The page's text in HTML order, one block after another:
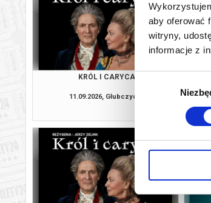
aby oferować
witryny,
informacje z
Wybór
KRÓL I CARYCA
11.09.2026, Głubczyce